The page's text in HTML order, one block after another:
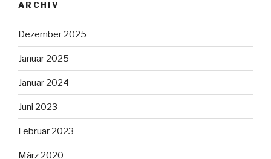
ARCHIV
Dezember 2025
Januar 2025
Januar 2024
Juni 2023
Februar 2023
März 2020